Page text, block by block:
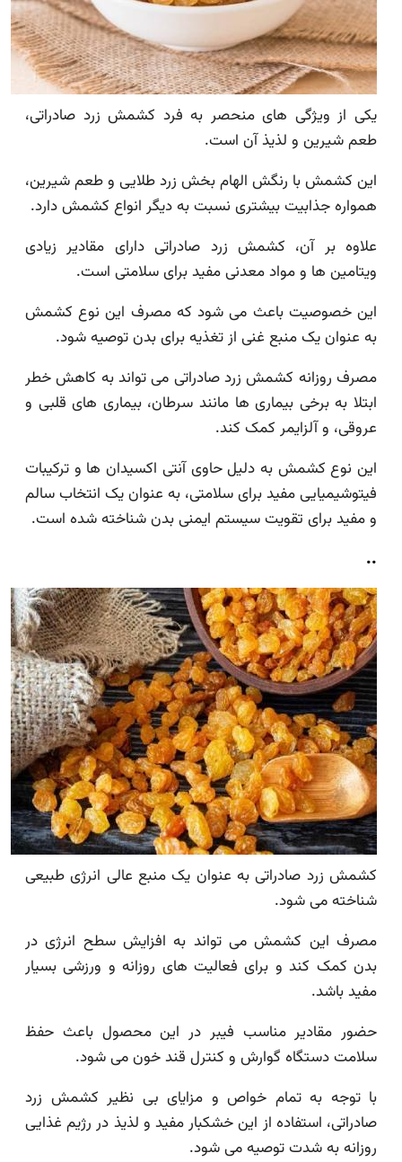
یکی از ویژگی های منحصر به فرد کشمش زرد صادراتی،
طعم شیرین و لذیذ آن است.
این کشمش با رنگش الهام بخش زرد طلایی و طعم شیرین،
همواره جذابیت بیشتری نسبت به دیگر انواع کشمش دارد.
علاوه بر آن، کشمش زرد صادراتی دارای مقادیر زیادی
ویتامین ها و مواد معدنی مفید برای سلامتی است.
این خصوصیت باعث می شود که مصرف این نوع کشمش
به عنوان یک منبع غنی از تغذیه برای بدن توصیه شود.
مصرف روزانه کشمش زرد صادراتی می تواند به کاهش خطر
ابتلا به برخی بیماری ها مانند سرطان، بیماری های قلبی و
عروقی، و آلزایمر کمک کند.
این نوع کشمش به دلیل حاوی آنتی اکسیدان ها و ترکیبات
فیتوشیمیایی مفید برای سلامتی، به عنوان یک انتخاب سالم
و مفید برای تقویت سیستم ایمنی بدن شناخته شده است.
..
کشمش زرد صادراتی به عنوان یک منبع عالی انرژی طبیعی
شناخته می شود.
مصرف این کشمش می تواند به افزایش سطح انرژی در
بدن کمک کند و برای فعالیت های روزانه و ورزشی بسیار
مفید باشد.
حضور مقادیر مناسب فیبر در این محصول باعث حفظ
سلامت دستگاه گوارش و کنترل قند خون می شود.
با توجه به تمام خواص و مزایای بی نظیر کشمش زرد
صادراتی، استفاده از این خشکبار مفید و لذیذ در رژیم غذایی
روزانه به شدت توصیه می شود.